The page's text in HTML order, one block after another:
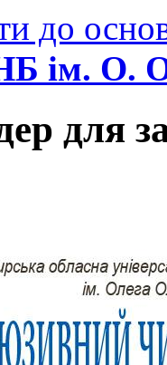
до
ім. О.
для